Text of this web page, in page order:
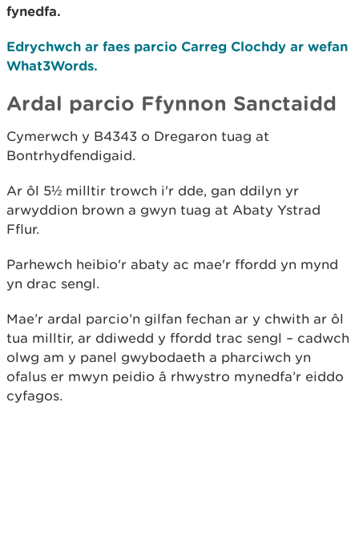
fynedfa.
Edrychwch ar faes parcio Carreg Clochdy ar wefan
What3Words.
Ardal parcio Ffynnon Sanctaidd
Cymerwch y B4343 o Dregaron tuag at
Bontrhydfendigaid.
Ar ôl 5½ milltir trowch i'r dde, gan ddilyn yr
arwyddion brown a gwyn tuag at Abaty Ystrad
Fflur.
Parhewch heibio'r abaty ac mae'r ffordd yn mynd
yn drac sengl.
Mae’r ardal parcio’n gilfan fechan ar y chwith ar ôl
tua milltir, ar ddiwedd y ffordd trac sengl – cadwch
olwg am y panel gwybodaeth a pharciwch yn
ofalus er mwyn peidio â rhwystro mynedfa’r eiddo
cyfagos.